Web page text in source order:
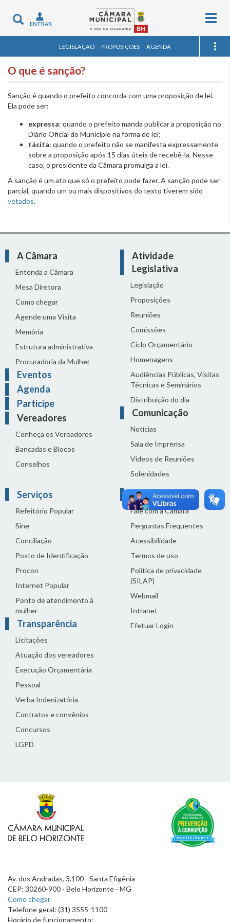
Toggle
navigation
ENTRAR
LEGISLAÇÃO PROPOSIÇÕES AGENDA
O que é sanção?
Sanção é quando o prefeito concorda com uma proposição de lei.
Ela pode ser:
expressa: quando o prefeito manda publicar a proposição no
Diário Oficial do Município na forma de lei;
tácita: quando o prefeito não se manifesta expressamente
sobre a proposição após 15 dias úteis de recebê-la. Nesse
caso, o presidente da Câmara promulga a lei.
A sanção é um ato que só o prefeito pode fazer. A sanção pode ser
parcial, quando um ou mais dispositivos do texto tiverem sido
vetados.
A Câmara
Entenda a Câmara
Mesa Diretora
Como chegar
Agende uma Visita
Memória
Estrutura administrativa
Procuradoria da Mulher
Eventos
Agenda
Participe
Vereadores
Conheça os Vereadores
Bancadas e Blocos
Conselhos
Atividade
Legislativa
Legislação
Proposições
Reuniões
Comissões
Ciclo Orçamentário
Homenagens
Audiências Públicas, Visitas
Técnicas e Seminários
Distribuição do dia
Comunicação
Notícias
Sala de Imprensa
Vídeos de Reuniões
Solenidades
Serviços
Refeitório Popular
Sine
Conciliação
Posto de Identificação
Procon
Internet Popular
Ponto de atendimento à
mulher
Transparência
Licitações
Atuação dos vereadores
Execução Orçamentária
Pessoal
Verba Indenizatória
Contratos e convênios
Concursos
LGPD
Links Úteis
Fale com a Câmara
Perguntas Frequentes
Acessibilidade
Termos de uso
Política de privacidade
(SILAP)
Webmail
Intranet
Efetuar Login
Av. dos Andradas, 3.100 - Santa Efigênia
CEP: 30260-900 - Belo Horizonte - MG
Como chegar
Telefone geral: (31) 3555-1100
Horário de funcionamento: